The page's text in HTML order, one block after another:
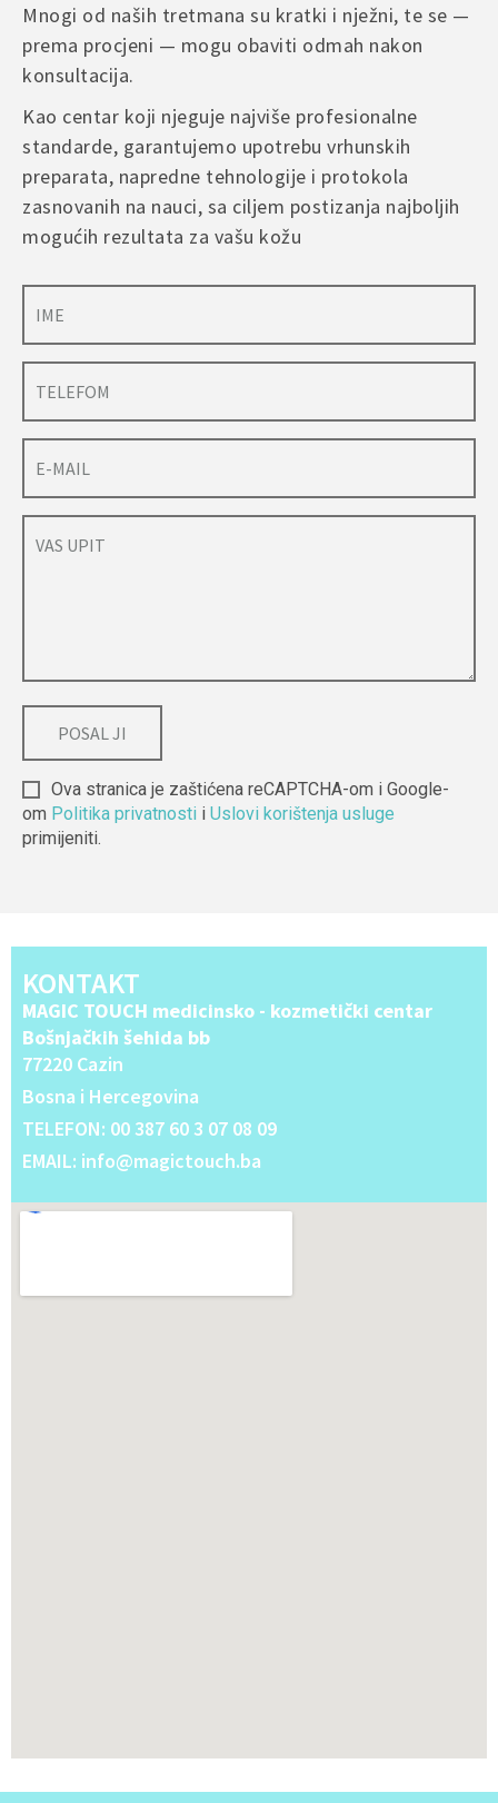
Mnogi od naših tretmana su kratki i nježni, te se —
prema procjeni — mogu obaviti odmah nakon
konsultacija.
Kao centar koji njeguje najviše profesionalne
standarde, garantujemo upotrebu vrhunskih
preparata, napredne tehnologije i protokola
zasnovanih na nauci, sa ciljem postizanja najboljih
mogućih rezultata za vašu kožu
Ova stranica je zaštićena reCAPTCHA-om i Google-
om Politika privatnosti i Uslovi korištenja usluge
primijeniti.
KONTAKT
MAGIC TOUCH medicinsko - kozmetički centar
Bošnjačkih šehida bb
77220 Cazin
Bosna i Hercegovina
TELEFON: 00 387 60 3 07 08 09
EMAIL: info@magictouch.ba